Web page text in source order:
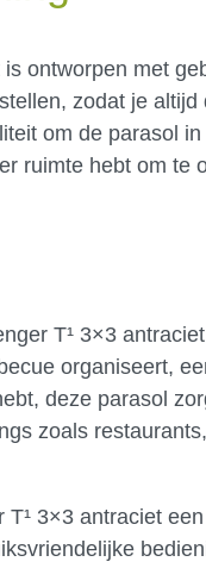
ontworpen met
zodat je
om de parasol
ruimte hebt om te
T¹ 3×3
organiseert,
deze parasol
zoals
3×3 antraciet